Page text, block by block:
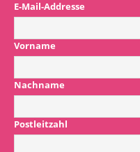
E-Mail-Addresse
Vorname
Nachname
Postleitzahl